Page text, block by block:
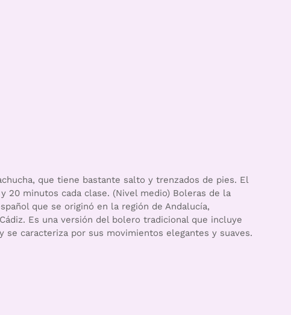
que tiene bastante salto y trenzados de pies. El
20 minutos cada clase. (Nivel medio) Boleras de la
que se originó en la región de Andalucía,
Es una versión del bolero tradicional que incluye
se caracteriza por sus movimientos elegantes y suaves.